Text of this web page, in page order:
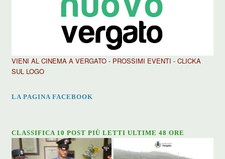
VIENI AL CINEMA A VERGATO - PROSSIMI EVENTI - CLICKA
SUL LOGO
LA PAGINA FACEBOOK
CLASSIFICA 10 POST PIÙ LETTI ULTIME 48 ORE